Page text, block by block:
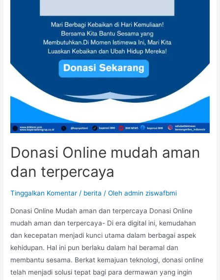
Donasi Online mudah aman
dan terpercaya
Tinggalkan Komentar / berita / Olehadmin ziswafbmi
Donasi Online Mudah aman dan terpercaya Donasi Online
mudah aman dan terpercaya- Di era digital ini, kemudahan
dan kecepatan menjadi kunci utama dalam berbagai aspek
kehidupan. Hal ini pun berlaku dalam hal beramal dan
membantu sesama. Berkat kemajuan teknologi, donasi online
telah menjadi solusi tepat bagi para dermawan yang ingin